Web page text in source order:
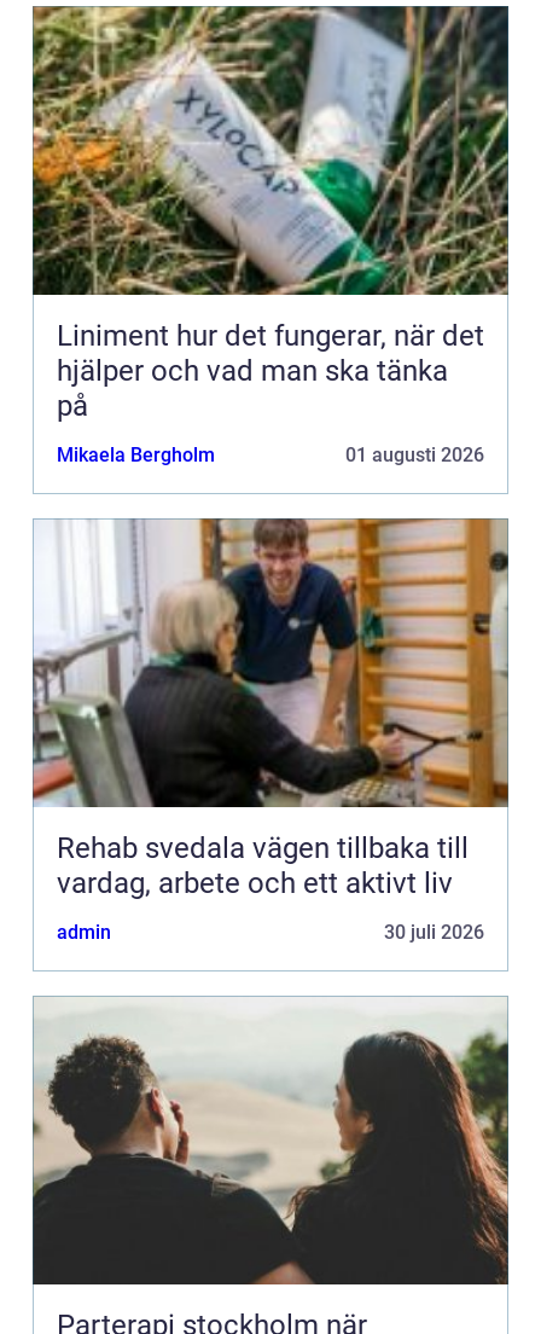
Liniment hur det fungerar, när det
hjälper och vad man ska tänka
på
Mikaela Bergholm 01 augusti 2026
Rehab svedala vägen tillbaka till
vardag, arbete och ett aktivt liv
admin 30 juli 2026
Parterapi stockholm när